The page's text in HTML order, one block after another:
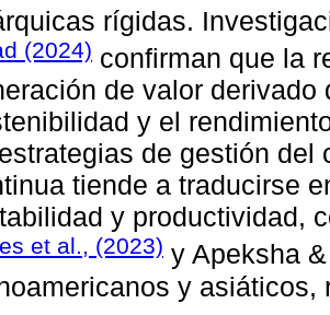
rígidas.
(2024) confirman que la
de valor
y el
de gestión del
tiende a traducirse
y productividad,
et al., (2023) y Apeksha
y asiáticos,